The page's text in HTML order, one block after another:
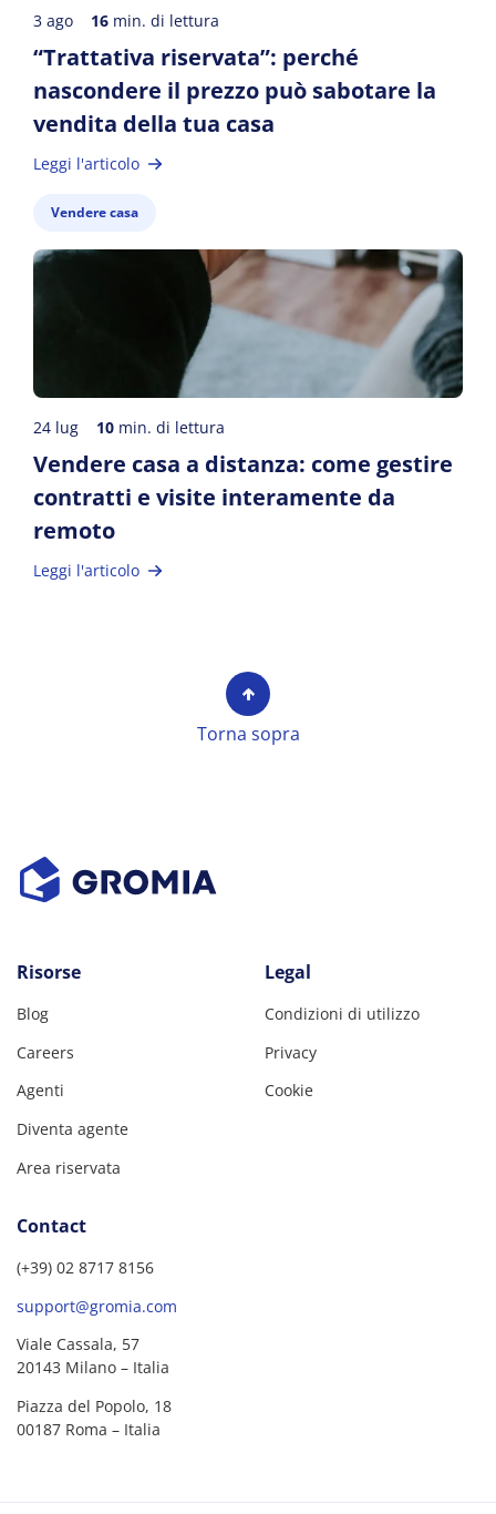
3 ago 16 min. di lettura
“Trattativa riservata”: perché
nascondere il prezzo può sabotare la
vendita della tua casa
Leggi l'articolo
Vendere casa
24 lug 10 min. di lettura
Vendere casa a distanza: come gestire
contratti e visite interamente da
remoto
Leggi l'articolo
Torna sopra
Risorse
Blog
Careers
Agenti
Diventa agente
Area riservata
Legal
Condizioni di utilizzo
Privacy
Cookie
Contact
(+39) 02 8717 8156
support@gromia.com
Viale Cassala, 57
20143 Milano – Italia
Piazza del Popolo, 18
00187 Roma – Italia